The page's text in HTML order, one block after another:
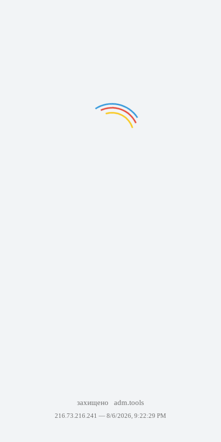
захищено adm.tools
216.73.216.241 — 8/6/2026, 9:22:29 PM